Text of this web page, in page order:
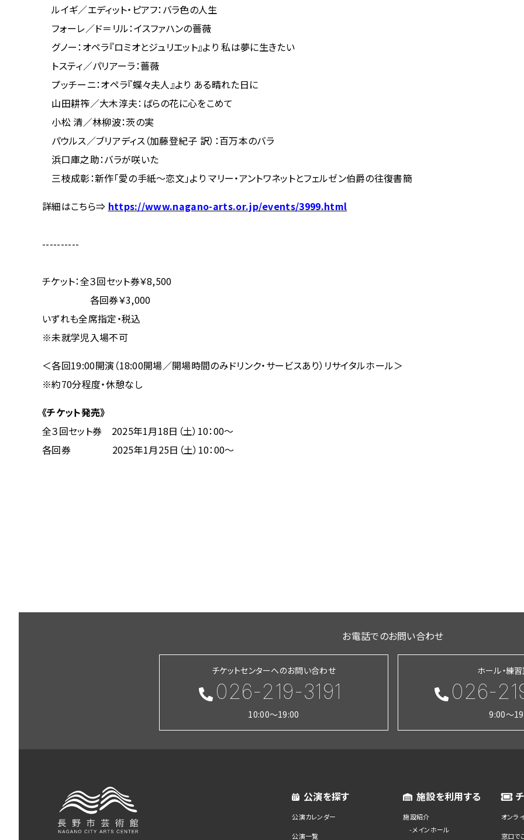
ルイギ／エディット・ピアフ：バラ色の人生
フォーレ／ド＝リル：イスファハンの薔薇
グノー：オペラ『ロミオとジュリエット』より 私は夢に生きたい
トスティ／パリアーラ：薔薇
プッチーニ：オペラ『蝶々夫人』より ある晴れた日に
山田耕筰／大木淳夫：ばらの花に心をこめて
小松 清／林柳波：茨の実
パウルス／ブリアディス（加藤登紀子 訳）：百万本のバラ
浜口庫之助：バラが咲いた
三枝成彰：新作「愛の手紙～恋文」より マリー・アントワネットとフェルゼン伯爵の往復書簡
詳細はこちら⇒ https://www.nagano-arts.or.jp/events/3999.html
----------
チケット：全３回セット券￥8,500
各回券￥3,000
いずれも全席指定・税込
※未就学児入場不可
＜各回19:00開演（18:00開場／開場時間のみドリンク・サービスあり）リサイタルホール＞
※約70分程度・休憩なし
《チケット発売》
全３回セット券 2025年1月18日（土）10：00～
各回券 2025年1月25日（土）10：00～
お電話でのお問い合わせ
チケットセンターへのお問い合わせ
026-219-3191
10:00～19:00
ホール・練
026-
9:00～
公演を探す
公演カレンダー
公演一覧
施設を利用する
施設紹介
メインホール
オンラ
窓口で